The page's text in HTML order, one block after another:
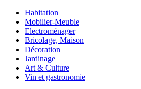
Habitation
Mobilier-Meuble
Electroménager
Bricolage, Maison
Décoration
Jardinage
Art & Culture
Vin et gastronomie